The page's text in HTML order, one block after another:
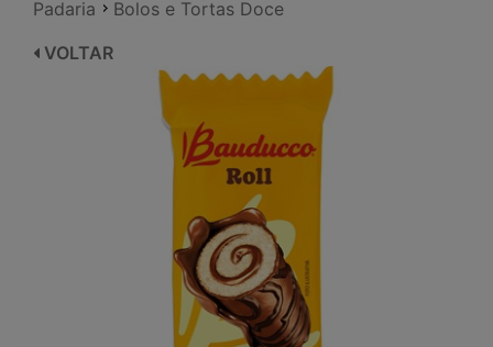
Padaria
Bolos e Tortas Doce
VOLTAR